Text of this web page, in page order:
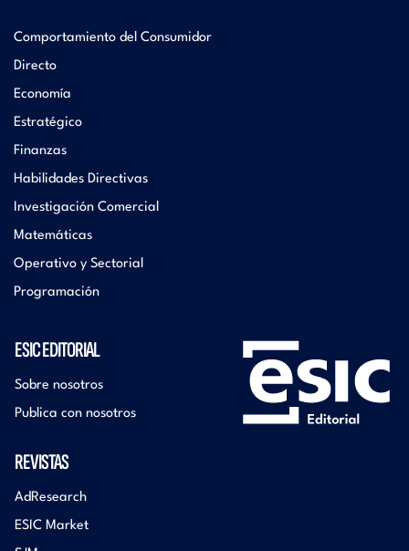
Comportamiento del Consumidor
Directo
Economía
Estratégico
Finanzas
Habilidades Directivas
Investigación Comercial
Matemáticas
Operativo y Sectorial
Programación
ESIC EDITORIAL
Sobre nosotros
Publica con nosotros
REVISTAS
AdResearch
ESIC Market